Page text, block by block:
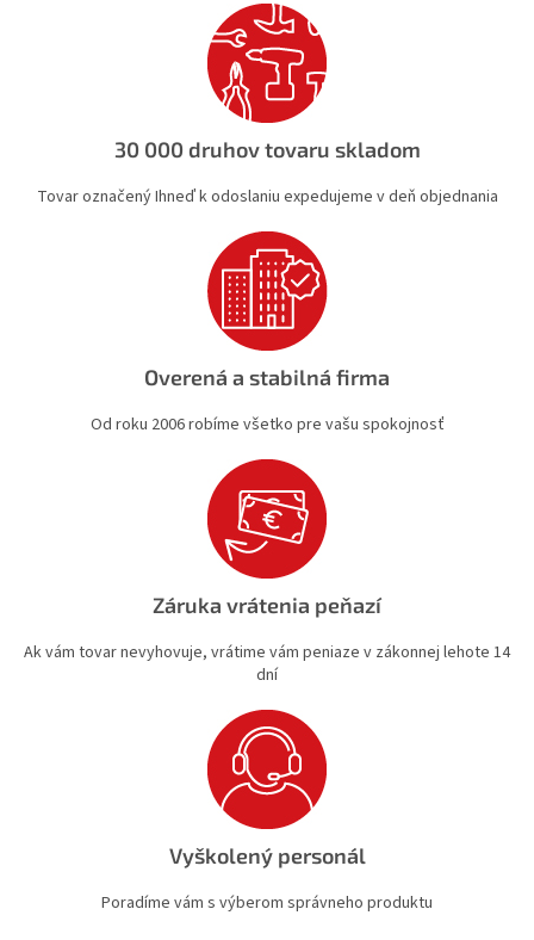
c
i
e
p
r
k
v
p
i
s
u
30 000 druhov tovaru skladom
Tovar označený Ihneď k odoslaniu expedujeme v deň objednania
Overená a stabilná firma
Od roku 2006 robíme všetko pre vašu spokojnosť
Záruka vrátenia peňazí
Ak vám tovar nevyhovuje, vrátime vám peniaze v zákonnej lehote 14
dní
Vyškolený personál
Poradíme vám s výberom správneho produktu